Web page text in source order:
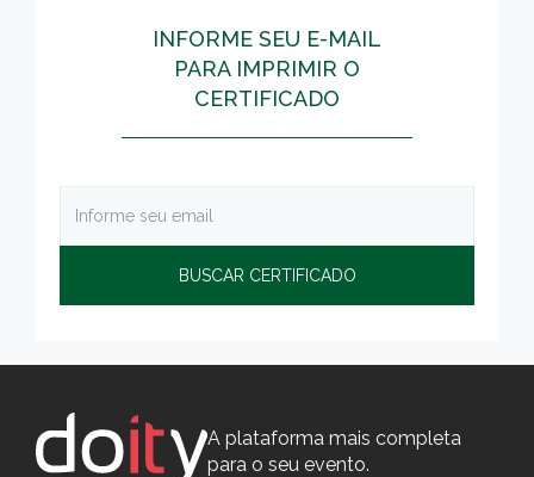
INFORME SEU E-MAIL
PARA IMPRIMIR O
CERTIFICADO
A plataforma mais completa
para o seu evento.